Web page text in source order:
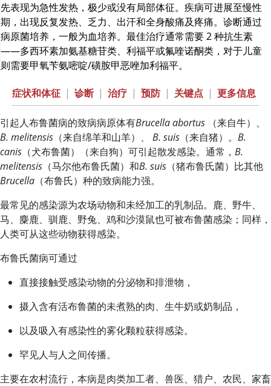
先表现为急性发热，极少或没有局部体征。疾病可进展至慢性
期，出现反复发热、乏力、出汗和全身酸痛及疼痛。诊断通过
病原菌培养，一般为血培养。最佳治疗通常需要 2 种抗生素
——多西环素加氨基糖苷类、利福平或氟喹诺酮类，对于儿童
则需要甲氧苄氨嘧啶/磺胺甲恶唑加利福平。
症状和体征 | 诊断 | 治疗 | 预防 | 关键点 | 更多信息
引起人布鲁菌病的致病病原体有Brucella abortus （来自牛）、
B. melitensis （来自绵羊和山羊）、 B. suis （来自猪）。 B.
canis （犬布鲁菌）（来自狗）可引起散发感染。通常， B.
melitensis （马尔他布鲁氏菌）和B. suis （猪布鲁氏菌）比其他
Brucella （布鲁氏）种的致病能力强。
最常见的感染源为农场动物和未经加工的乳制品。鹿、野牛、
马、麋鹿、驯鹿、野兔、鸡和沙漠鼠也可被布鲁菌感染；同样，
人类可从这些动物获得感染。
布鲁氏菌病可通过
直接接触受感染动物的分泌物和排泄物，
摄入含有活布鲁菌的未煮熟的肉、生牛奶或奶制品，
以及吸入有感染性的雾化颗粒获得感染。
罕见人与人之间传播。
主要在农村流行，本病是肉类加工者、兽医、猎户、农民、家畜